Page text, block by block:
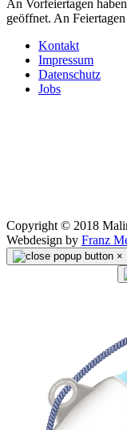
An Vorfeiertagen
geöffnet. An
Kontakt
Impressum
Datenschutz
Jobs
Copyright © 2018
Webdesign by Franz
×